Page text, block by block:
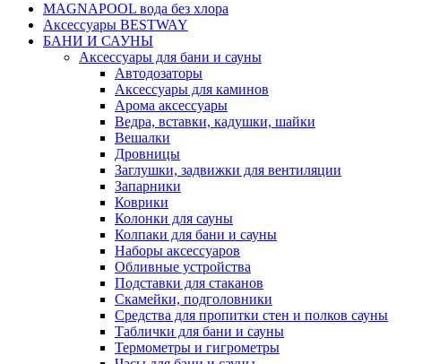
MAGNAPOOL вода без хлора
Аксессуары BESTWAY
БАНИ И САУНЫ
Аксессуары для бани и сауны
Автодозаторы
Аксессуары для каминов
Арома аксессуары
Ведра, вставки, кадушки, шайки
Вешалки
Дровницы
Заглушки, задвижки для вентиляции
Запарники
Коврики
Колонки для сауны
Колпаки для бани и сауны
Наборы аксессуаров
Обливные устройства
Подставки для стаканов
Скамейки, подголовники
Средства для пропитки стен и полков сауны
Таблички для бани и сауны
Термометры и гигрометры